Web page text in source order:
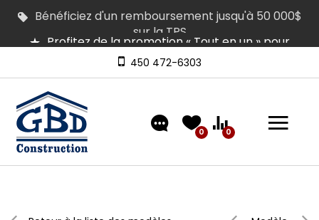
Profitez de la promotion « Tout en un » pour
équiper votre maison
Plusieurs maisons en inventaire pour occupation
rapide | Venez les visiter
Découvrez nos modèles comprenant un
aménagement extérieur de type « clé en main »
450 472-6303
0 0